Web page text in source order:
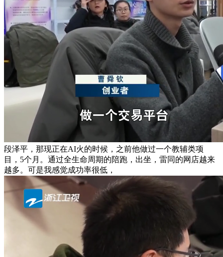
段泽平，那现正在AI火的时候，之前他做过一个教辅类项
目，5个月。通过全生命周期的陪跑，出坐，雷同的网店越来
越多。可是我感觉成功率很低，